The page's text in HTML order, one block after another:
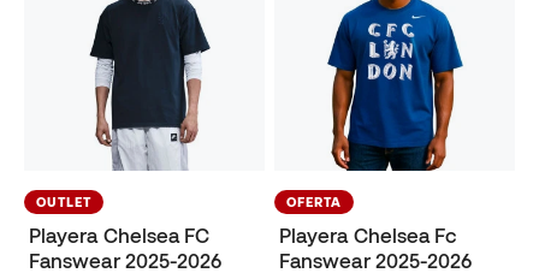
OUTLET
Playera Chelsea FC
Fanswear 2025-2026
OFERTA
Playera Chelsea Fc
Fanswear 2025-2026